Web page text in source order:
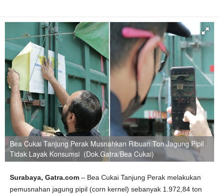
Bea Cukai Tanjung Perak Musnahkan Ribuan Ton Jagung Pipil
Tidak Layak Konsumsi (Dok.Gatra/Bea Cukai)
Surabaya, Gatra.com – Bea Cukai Tanjung Perak melakukan
pemusnahan jagung pipil (corn kernel) sebanyak 1.972,84 ton